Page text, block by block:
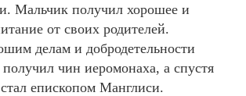
Мальчик получил хорошее и
от своих родителей.
делам и добродетельности
чин иеромонаха, а спустя
епископом Манглиси.